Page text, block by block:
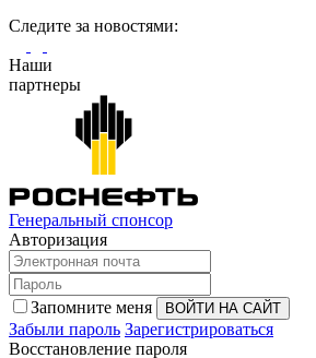
Cледите за новостями:
Наши
партнеры
Генеральный спонсор
Авторизация
Запомните меня
Забыли пароль Зарегистрироваться
Восстановление пароля